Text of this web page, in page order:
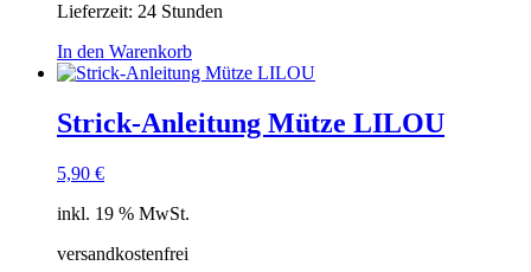
Lieferzeit: 24 Stunden
In den Warenkorb
Strick-Anleitung Mütze LILOU
5,90 €
inkl. 19 % MwSt.
versandkostenfrei